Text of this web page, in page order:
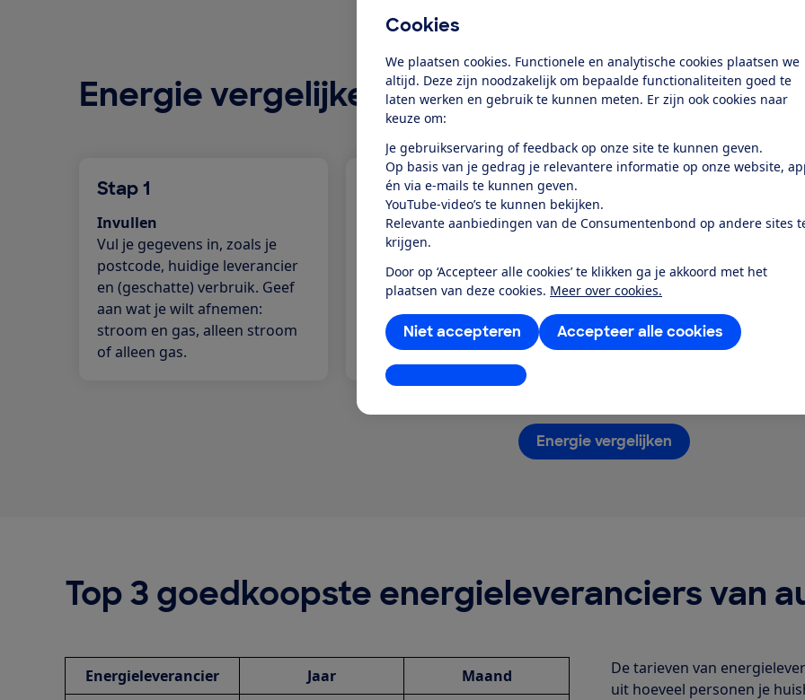
Cookies
We plaatsen cookies. Functionele en analytische cookies plaatsen we
altijd. Deze zijn noodzakelijk om bepaalde functionaliteiten goed te
laten werken en gebruik te kunnen meten. Er zijn ook cookies naar
keuze om:
Je gebruikservaring of feedback op onze site te kunnen geven.
Op basis van je gedrag je relevantere informatie op onze website,
én via e-mails te kunnen geven.
YouTube-video’s te kunnen bekijken.
Relevante aanbiedingen van de Consumentenbond op andere sites
krijgen.
Door op ‘Accepteer alle cookies’ te klikken ga je akkoord met het
plaatsen van deze cookies. Meer over cookies.
Accepteer alle cookies
Niet accepteren
Instellingen aanpassen
Energie vergelijken in 4 stappen
Stap 1
Invullen
Vul je gegevens in, zoals je
postcode, huidige leverancier
en (geschatte) verbruik. Geef
aan wat je wilt afnemen:
stroom en gas, alleen stroom
of alleen gas.
Stap 2
Vergelijken
We zetten energieleveranciers
op een rijtje op basis van jouw
wensen. Gebruik onze filters
Kiezen
het beste bij je past. Je
van ons direct een
van je contract.
Energie vergelijken
Top 3 goedkoopste energieleveranciers van
Energieleverancier Jaar
Maand
De tarieven van
uit hoeveel personen je